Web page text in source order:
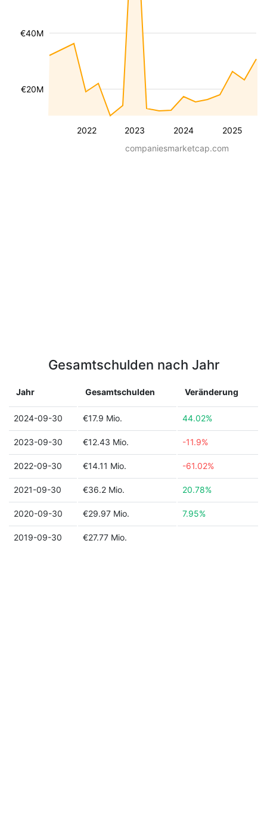
2022 2023 2024 2025
€20M
€40M
companiesmarketcap.com
Gesamtschulden nach Jahr
Jahr Gesamtschulden Veränderung
2024-09-30 €17.9 Mio. 44.02%
2023-09-30 €12.43 Mio. -11.9%
2022-09-30 €14.11 Mio. -61.02%
2021-09-30 €36.2 Mio. 20.78%
2020-09-30 €29.97 Mio. 7.95%
2019-09-30 €27.77 Mio.